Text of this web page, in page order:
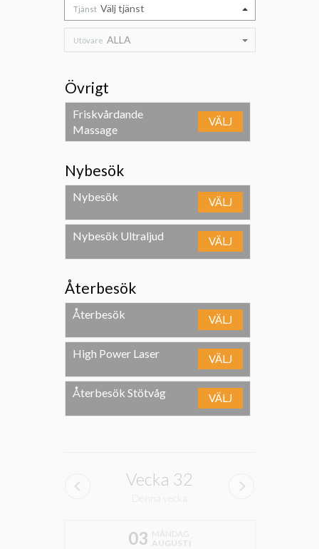
Tjänst Välj tjänst
Utövare ALLA
Övrigt
Friskvårdande
Massage
VÄLJ
Nybesök
Nybesök VÄLJ
Nybesök Ultraljud VÄLJ
Återbesök
Återbesök VÄLJ
High Power Laser VÄLJ
Återbesök Stötvåg VÄLJ
Vecka 32
03 MÅNDAG
AUGUSTI